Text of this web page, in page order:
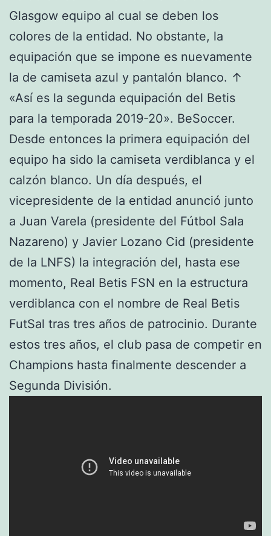
Glasgow equipo al cual se deben los
colores de la entidad. No obstante, la
equipación que se impone es nuevamente
la de camiseta azul y pantalón blanco. ↑
«Así es la segunda equipación del Betis
para la temporada 2019-20». BeSoccer.
Desde entonces la primera equipación del
equipo ha sido la camiseta verdiblanca y el
calzón blanco. Un día después, el
vicepresidente de la entidad anunció junto
a Juan Varela (presidente del Fútbol Sala
Nazareno) y Javier Lozano Cid (presidente
de la LNFS) la integración del, hasta ese
momento, Real Betis FSN en la estructura
verdiblanca con el nombre de Real Betis
FutSal tras tres años de patrocinio. Durante
estos tres años, el club pasa de competir en
Champions hasta finalmente descender a
Segunda División.